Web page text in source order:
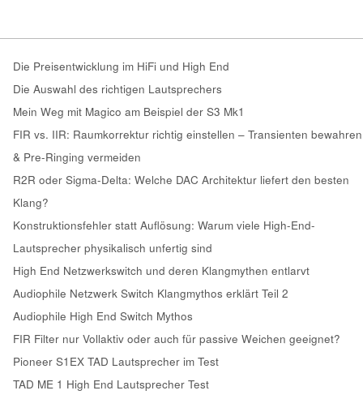
Die Preisentwicklung im HiFi und High End
Die Auswahl des richtigen Lautsprechers
Mein Weg mit Magico am Beispiel der S3 Mk1
FIR vs. IIR: Raumkorrektur richtig einstellen – Transienten bewahren
& Pre-Ringing vermeiden
R2R oder Sigma-Delta: Welche DAC Architektur liefert den besten
Klang?
Konstruktionsfehler statt Auflösung: Warum viele High-End-
Lautsprecher physikalisch unfertig sind
High End Netzwerkswitch und deren Klangmythen entlarvt
Audiophile Netzwerk Switch Klangmythos erklärt Teil 2
Audiophile High End Switch Mythos
FIR Filter nur Vollaktiv oder auch für passive Weichen geeignet?
Pioneer S1EX TAD Lautsprecher im Test
TAD ME 1 High End Lautsprecher Test